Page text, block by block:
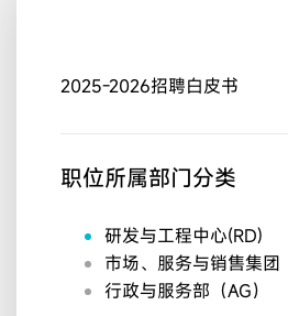
2025-2026招聘白皮书
职位所属部门分类
研发与工程中心(RD)
市场、服务与销售集团
行政与服务部（AG）